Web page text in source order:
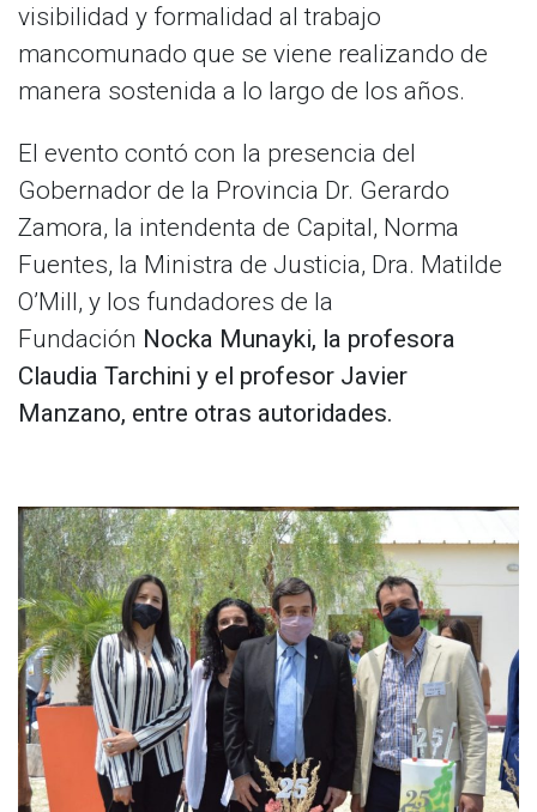
visibilidad y formalidad al trabajo
mancomunado que se viene realizando de
manera sostenida a lo largo de los años.
El evento contó con la presencia del
Gobernador de la Provincia Dr. Gerardo
Zamora, la intendenta de Capital, Norma
Fuentes, la Ministra de Justicia, Dra. Matilde
O’Mill, y los fundadores de la
Fundación Nocka Munayki, la profesora
Claudia Tarchini y el profesor Javier
Manzano, entre otras autoridades.